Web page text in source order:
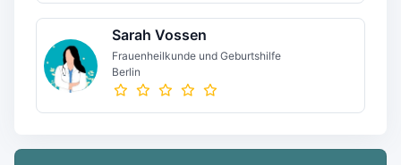
Sarah Vossen
Frauenheilkunde und Geburtshilfe
Berlin